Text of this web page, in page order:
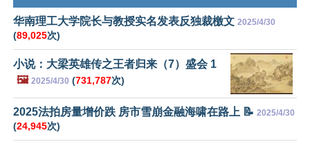
华南理工大学院长与教授实名发表反独裁檄文 2025/4/30
(89,025次)
小说：大梁英雄传之王者归来（7）盛会 1
🖼️ 2025/4/30 (731,787次)
2025法拍房量增价跌 房市雪崩金融海啸在路上 📝 2025/4/30
(24,945次)